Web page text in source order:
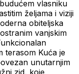
vlasniku
željama i viziji
obiteljska
vanjskim
terasom Kuća je
unutarnjim